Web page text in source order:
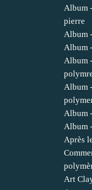
Album
pierre
Album
Album
Album
Album
Album
Album
Après
Art